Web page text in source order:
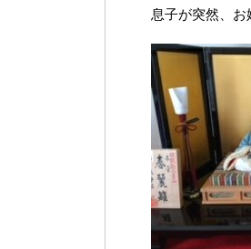
息子が突然、お